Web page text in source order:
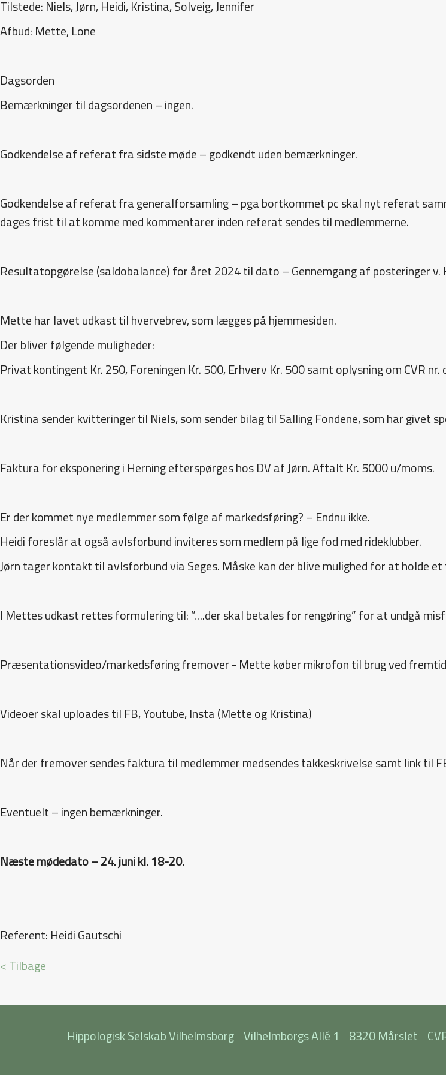
Tilstede: Niels, Jørn, Heidi, Kristina, Solveig, Jennifer
Afbud: Mette, Lone
Dagsorden
Bemærkninger til dagsordenen – ingen.
Godkendelse af referat fra sidste møde – godkendt uden bemærkninger.
Godkendelse af referat fra generalforsamling – pga bortkommet pc skal nyt referat
dages frist til at komme med kommentarer inden referat sendes til medlemmerne.
Resultatopgørelse (saldobalance) for året 2024 til dato – Gennemgang af posteringer v.
Mette har lavet udkast til hvervebrev, som lægges på hjemmesiden.
Der bliver følgende muligheder:
Privat kontingent Kr. 250, Foreningen Kr. 500, Erhverv Kr. 500 samt oplysning om CVR
Kristina sender kvitteringer til Niels, som sender bilag til Salling Fondene, som har givet
Faktura for eksponering i Herning efterspørges hos DV af Jørn. Aftalt Kr. 5000 u/moms.
Er der kommet nye medlemmer som følge af markedsføring? – Endnu ikke.
Heidi foreslår at også avlsforbund inviteres som medlem på lige fod med rideklubber.
Jørn tager kontakt til avlsforbund via Seges. Måske kan der blive mulighed for at
I Mettes udkast rettes formulering til: ”….der skal betales for rengøring” for at undgå
Præsentationsvideo/markedsføring fremover - Mette køber mikrofon til brug ved
Videoer skal uploades til FB, Youtube, Insta (Mette og Kristina)
Når der fremover sendes faktura til medlemmer medsendes takkeskrivelse samt link til
Eventuelt – ingen bemærkninger.
Næste mødedato – 24. juni kl. 18-20.
Referent: Heidi Gautschi
< Tilbage
Hippologisk Selskab Vilhelmsborg Vilhelmborgs Allé 1 8320 Mårslet